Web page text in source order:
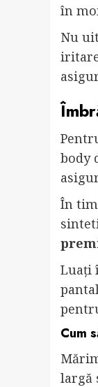
în
Nu
body
În
Luați
Cum
largă